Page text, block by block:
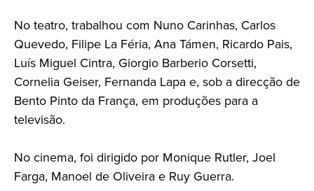
No teatro, trabalhou com Nuno Carinhas, Carlos
Quevedo, Filipe La Féria, Ana Támen, Ricardo Pais,
Luís Miguel Cintra, Giorgio Barberio Corsetti,
Cornelia Geiser, Fernanda Lapa e, sob a direcção de
Bento Pinto da França, em produções para a
televisão.
No cinema, foi dirigido por Monique Rutler, Joel
Farga, Manoel de Oliveira e Ruy Guerra.